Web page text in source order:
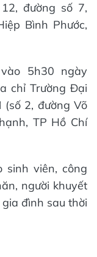
đường số 7,
Bình Phước,
5h30 ngày
chỉ Trường Đại
(số 2, đường Võ
TP Hồ Chí
sinh viên, công
người khuyết
đình sau thời